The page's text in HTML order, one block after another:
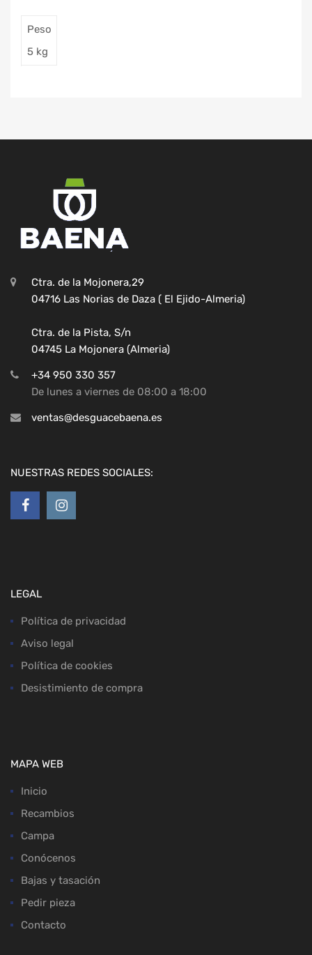
Peso
5 kg
Ctra. de la Mojonera,29
04716 Las Norias de Daza ( El Ejido-Almeria)
Ctra. de la Pista, S/n
04745 La Mojonera (Almeria)
+34 950 330 357
De lunes a viernes de 08:00 a 18:00
ventas@desguacebaena.es
NUESTRAS REDES SOCIALES:
LEGAL
Política de privacidad
Aviso legal
Política de cookies
Desistimiento de compra
MAPA WEB
Inicio
Recambios
Campa
Conócenos
Bajas y tasación
Pedir pieza
Contacto